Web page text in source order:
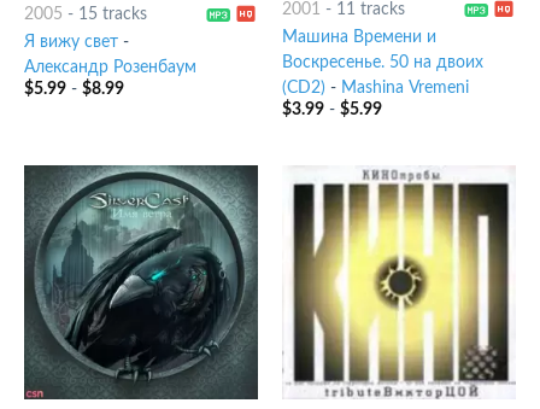
2005 - 15 tracks
Я вижу свет-
Александр Розенбаум
$5.99- $8.99
2001 - 11 tracks
Машина Времени и
Воскресенье. 50 на двоих
(CD2) - Mashina Vremeni
$3.99- $5.99